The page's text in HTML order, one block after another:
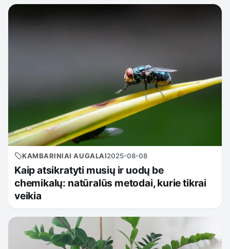
KAMBARINIAI AUGALAI2025-08-08
Kaip atsikratyti musių ir uodų be
chemikalų: natūralūs metodai, kurie tikrai
veikia